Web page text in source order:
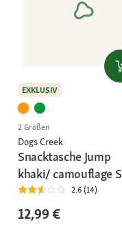
EXKLUSIV
2 Größen
Dogs Creek
Snacktasche Jump
khaki/ camouflage S
2.6 (14)
12,99 €